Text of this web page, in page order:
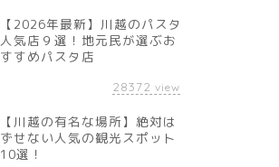
【2026年最新】川越のパスタ
人気店９選！地元民が選ぶお
すすめパスタ店
28372 view
【川越の有名な場所】絶対は
ずせない人気の観光スポット
10選！